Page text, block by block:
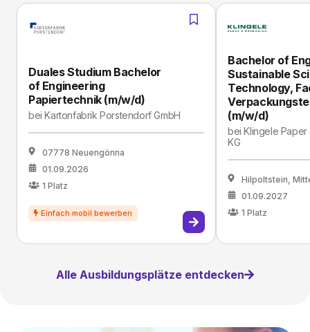
Duales Studium Bachelor
of Engineering
Papiertechnik (m/w/d)
beiKartonfabrik Porstendorf GmbH
07778 Neuengönna
01.09.2026
1 Platz
Bachelor of
Sustainable
Technology,
(m/w/d)
beiKlingele Paper
KG
Hilpoltstein,
01.09.2027
1 Platz
Alle Ausbildungsplätze entdecken